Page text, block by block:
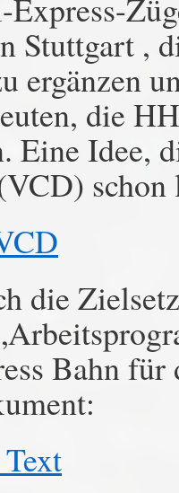
Stuttgart ,
die
Eine Idee,
die
Bahn